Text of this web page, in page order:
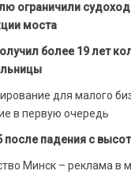
ограничили
моста
более 19 лет
для малого
в первую очередь
после падения с
Минск – реклама в